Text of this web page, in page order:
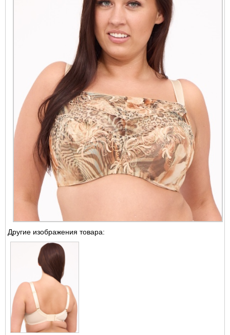
Другие изображения товара: